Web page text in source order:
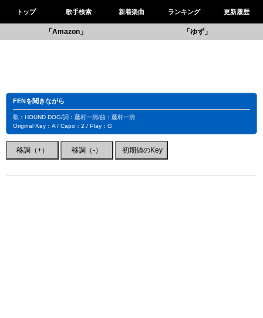
トップ 歌手検索 新着楽曲 ランキング 更新履歴
「Amazon」 「ゆず」
FENを聞きながら
歌：HOUND DOG/詞：藤村一清/曲：藤村一清
Original Key：A / Capo：2 / Play：G